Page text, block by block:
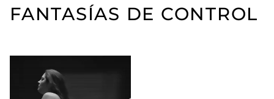
FANTASÍAS DE CONTROL